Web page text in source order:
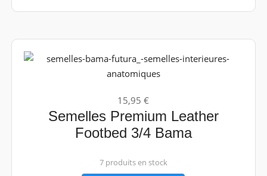
15,95 €
Semelles Premium Leather
Footbed 3/4 Bama
7 produits en stock